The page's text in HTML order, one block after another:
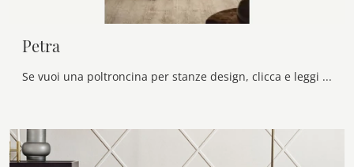
Petra
Se vuoi una poltroncina per stanze design, clicca e leggi di più sul modello Petra in tessuto del marchio Bontempi.